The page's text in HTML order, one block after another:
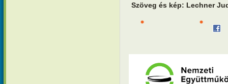
Szöveg és kép: Lechner